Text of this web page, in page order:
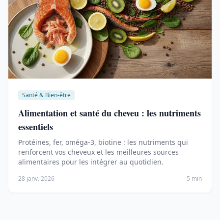
Santé & Bien-être
Alimentation et santé du cheveu : les nutriments
essentiels
Protéines, fer, oméga-3, biotine : les nutriments qui
renforcent vos cheveux et les meilleures sources
alimentaires pour les intégrer au quotidien.
28 janv. 2026 5 min